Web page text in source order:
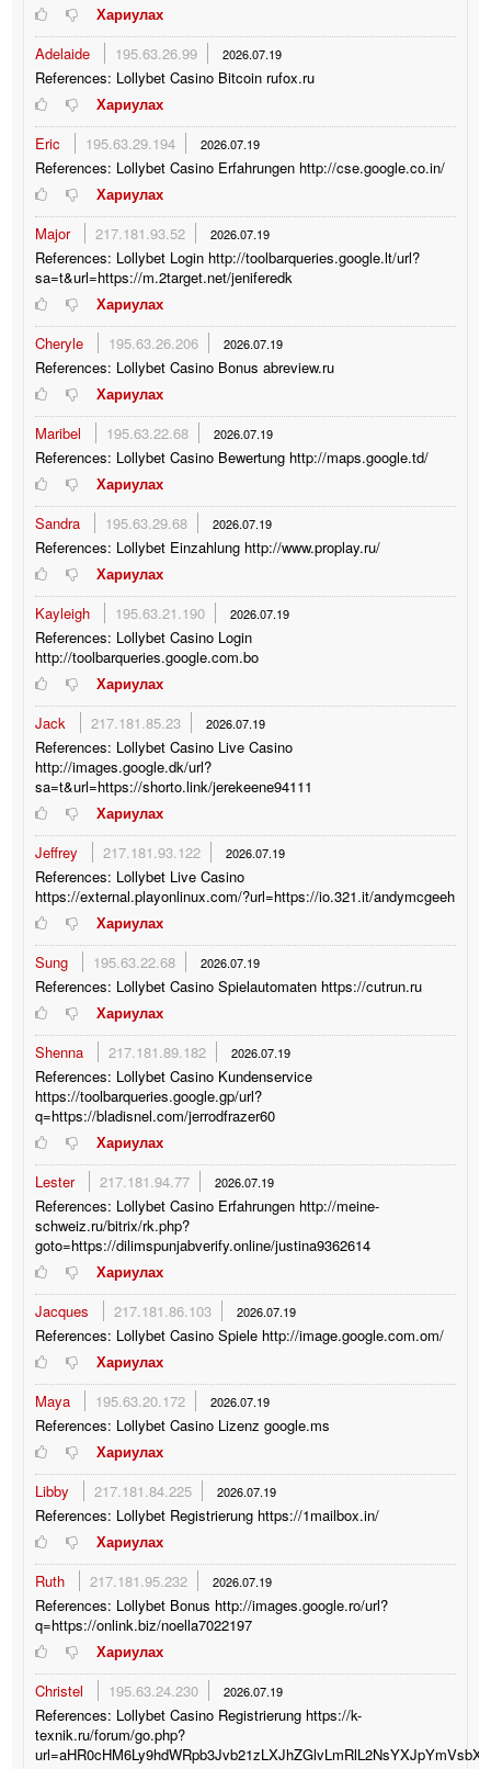
Хариулах
Adelaide
195.63.26.99 2026.07.19
References: Lollybet Casino Bitcoin rufox.ru
Хариулах
Eric
195.63.29.194 2026.07.19
References: Lollybet Casino Erfahrungen http://cse.google.co.in/
Хариулах
Major
217.181.93.52 2026.07.19
References: Lollybet Login http://toolbarqueries.google.lt/url?
sa=t&url=https://m.2target.net/jeniferedk
Хариулах
Cheryle
195.63.26.206 2026.07.19
References: Lollybet Casino Bonus abreview.ru
Хариулах
Maribel
195.63.22.68 2026.07.19
References: Lollybet Casino Bewertung http://maps.google.td/
Хариулах
Sandra
195.63.29.68 2026.07.19
References: Lollybet Einzahlung http://www.proplay.ru/
Хариулах
Kayleigh
195.63.21.190 2026.07.19
References: Lollybet Casino Login
http://toolbarqueries.google.com.bo
Хариулах
Jack
217.181.85.23 2026.07.19
References: Lollybet Casino Live Casino
http://images.google.dk/url?
sa=t&url=https://shorto.link/jerekeene94111
Хариулах
Jeffrey
217.181.93.122 2026.07.19
References: Lollybet Live Casino
https://external.playonlinux.com/?url=https://io.321.it/andymcgeeh
Хариулах
Sung
195.63.22.68 2026.07.19
References: Lollybet Casino Spielautomaten https://cutrun.ru
Хариулах
Shenna
217.181.89.182 2026.07.19
References: Lollybet Casino Kundenservice
https://toolbarqueries.google.gp/url?
q=https://bladisnel.com/jerrodfrazer60
Хариулах
Lester
217.181.94.77 2026.07.19
References: Lollybet Casino Erfahrungen http://meine-
schweiz.ru/bitrix/rk.php?
goto=https://dilimspunjabverify.online/justina9362614
Хариулах
Jacques
217.181.86.103 2026.07.19
References: Lollybet Casino Spiele http://image.google.com.om/
Хариулах
Maya
195.63.20.172 2026.07.19
References: Lollybet Casino Lizenz google.ms
Хариулах
Libby
217.181.84.225 2026.07.19
References: Lollybet Registrierung https://1mailbox.in/
Хариулах
Ruth
217.181.95.232 2026.07.19
References: Lollybet Bonus http://images.google.ro/url?
q=https://onlink.biz/noella7022197
Хариулах
Christel
195.63.24.230 2026.07.19
References: Lollybet Casino Registrierung https://k-
texnik.ru/forum/go.php?